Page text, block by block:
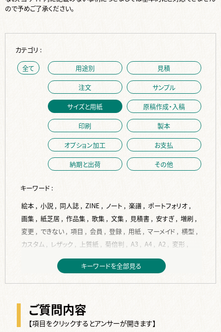
ので予めご了承ください。
カテゴリ :
全て
用途別 見積
注文 サンプル
サイズと用紙 原稿作成・入稿
印刷 製本
オプション加工 お支払
納期と出荷 その他
キーワード :
絵本 , 小説 , 同人誌 , ZINE , ノート , 楽譜 , ポートフォリオ ,
画集 , 紙芝居 , 作品集 , 歌集 , 文集 , 見積書 , 安すぎ , 増刷 ,
変更 , できない , 項目 , 会員 , 登録 , 用紙 , マーメイド , 横型 ,
カスタム , レザック , 上質紙 , 菊倍判 , A3 , A4 , A2 , 変形 ,
トレーシングペーパー ,B6 ,ISO216 ,
作成 , 入稿 , PDF ,背表紙 ,背幅 ,
計算 ,
Indesign ,フォント ,サイズ ,再入稿 ,単ページ ,データ ,
写真 ,ページ ,テンプレート ,
裏表紙 ,デザイン ,ppi ,換算 ,トンボ , 余白 ,差し替え ,
キーワードを全部見る
ご質問内容
【項目をクリックするとアンサーが開きます】